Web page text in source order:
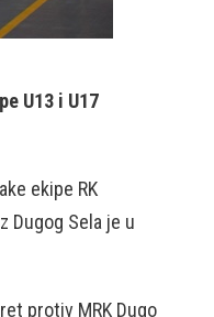
U13 i U17
ekipe RK
Dugog Sela je u
protiv MRK Dugo